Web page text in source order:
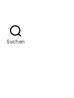
Suchen